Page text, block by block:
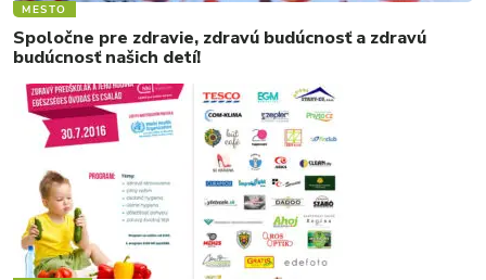
MESTO
Spoločne pre zdravie, zdravú budúcnosť a zdravú
budúcnosť našich detí!